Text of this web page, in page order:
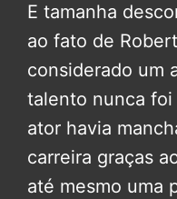
E tamanha
ao fato de
considerado um
talento nunca
ator havia
carreira graças
até mesmo uma